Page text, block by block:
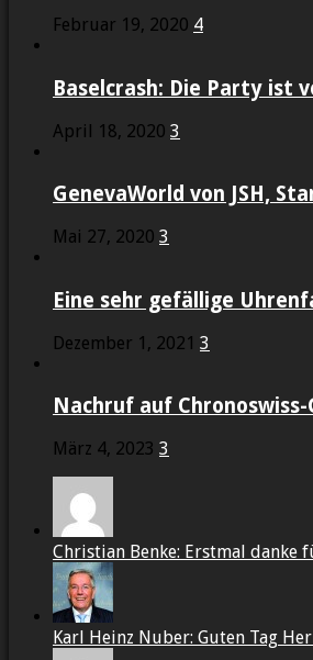
Februar 19, 2020 4
Baselcrash: Die Party ist
April 18, 2020 3
GenevaWorld von JSH,
Mai 27, 2020 3
Eine sehr gefällige
Dezember 1, 2021 3
Nachruf auf
März 4, 2023 3
Christian Benke: Erstmal danke
Karl Heinz Nuber: Guten Tag